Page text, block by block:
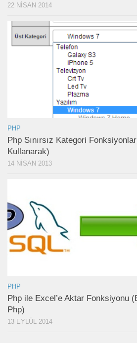
22 NISAN 2014
PHP
Php Sınırsız Kategori
Kullanarak)
14 NISAN 2013
PHP
Php ile Excel’e Aktar Fonksiyonu
Php)
13 EYLÜL 2014